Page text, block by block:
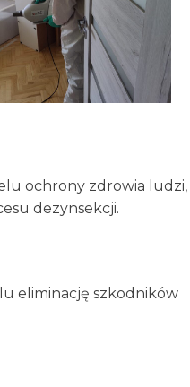
ochrony zdrowia ludzi,
dezynsekcji.
eliminację szkodników